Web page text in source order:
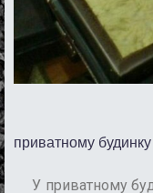
приватному будинку
У приватному